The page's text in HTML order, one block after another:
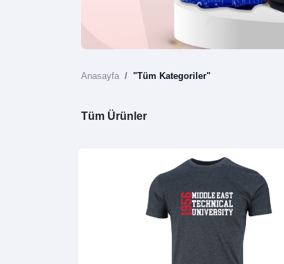
Anasayfa "Tüm Kategoriler"
Tüm Ürünler